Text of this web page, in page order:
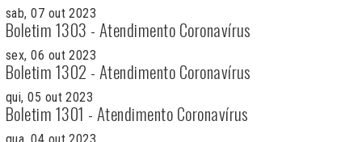
sab, 07 out 2023
Boletim 1303 - Atendimento Coronavírus
sex, 06 out 2023
Boletim 1302 - Atendimento Coronavírus
qui, 05 out 2023
Boletim 1301 - Atendimento Coronavírus